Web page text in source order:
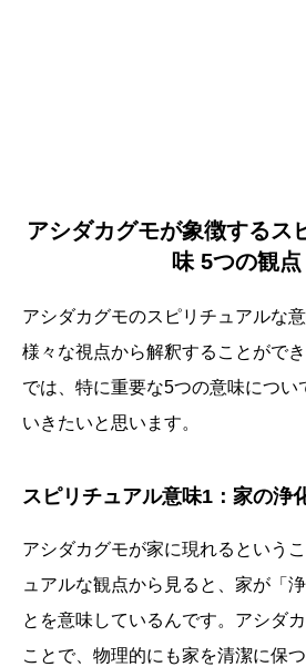
アシダカグモが象徴するス
味 5つの観点
アシダカグモのスピリチュアルな
様々な視点から解釈することがで
では、特に重要な5つの意味につい
いきたいと思います。
スピリチュアル意味1：家の浄
アシダカグモが家に現れるという
ュアルな観点から見ると、家が「
とを意味しているんです。アシダ
ことで、物理的にも家を清潔に保